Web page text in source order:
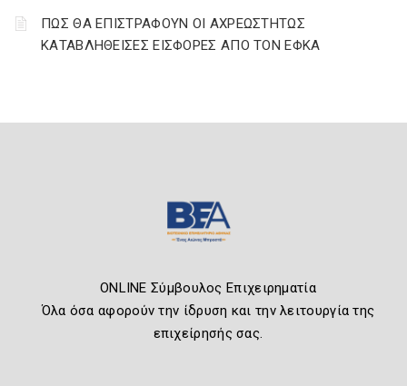
ΠΩΣ ΘΑ ΕΠΙΣΤΡΑΦΟΥΝ ΟΙ ΑΧΡΕΩΣΤΗΤΩΣ
ΚΑΤΑΒΛΗΘΕΙΣΕΣ ΕΙΣΦΟΡΕΣ ΑΠΟ ΤΟΝ ΕΦΚΑ
ONLINE Σύμβουλος Επιχειρηματία
Όλα όσα αφορούν την ίδρυση και την λειτουργία της
επιχείρησής σας.